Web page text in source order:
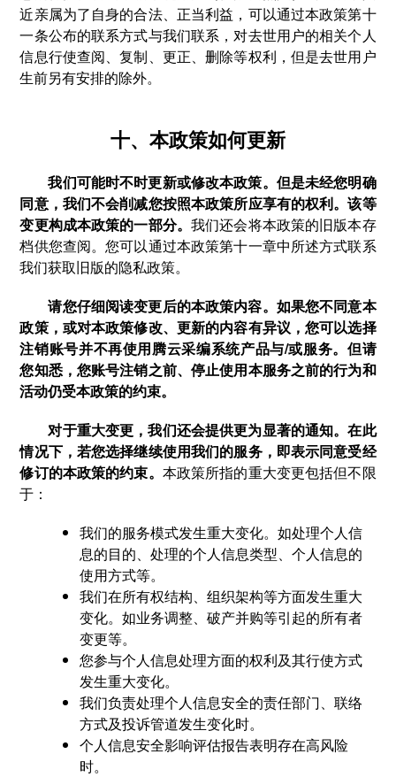
近亲属为了自身的合法、正当利益，可以通过本政策第十
一条公布的联系方式与我们联系，对去世用户的相关个人
信息行使查阅、复制、更正、删除等权利，但是去世用户
生前另有安排的除外。
十、本政策如何更新
我们可能时不时更新或修改本政策。但是未经您明确
同意，我们不会削减您按照本政策所应享有的权利。该等
变更构成本政策的一部分。 我们还会将本政策的旧版本存
档供您查阅。您可以通过本政策第十一章中所述方式联系
我们获取旧版的隐私政策。
请您仔细阅读变更后的本政策内容。如果您不同意本
政策，或对本政策修改、更新的内容有异议，您可以选择
注销账号并不再使用腾云采编系统产品与/或服务。但请
您知悉，您账号注销之前、停止使用本服务之前的行为和
活动仍受本政策的约束。
对于重大变更，我们还会提供更为显著的通知。在此
情况下，若您选择继续使用我们的服务，即表示同意受经
修订的本政策的约束。 本政策所指的重大变更包括但不限
于：
我们的服务模式发生重大变化。如处理个人信
息的目的、处理的个人信息类型、个人信息的
使用方式等。
我们在所有权结构、组织架构等方面发生重大
变化。如业务调整、破产并购等引起的所有者
变更等。
您参与个人信息处理方面的权利及其行使方式
发生重大变化。
我们负责处理个人信息安全的责任部门、联络
方式及投诉管道发生变化时。
个人信息安全影响评估报告表明存在高风险
时。